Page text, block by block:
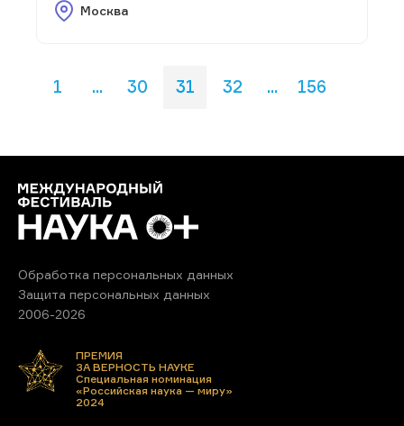
Москва
1 ... 30 31 32 ... 156
Обработка персональных данных
Защита персональных данных
2006-2026
ПРЕМИЯ
ЗА ВЕРНОСТЬ НАУКЕ
Специальная номинация
«Российская наука — миру»
2024